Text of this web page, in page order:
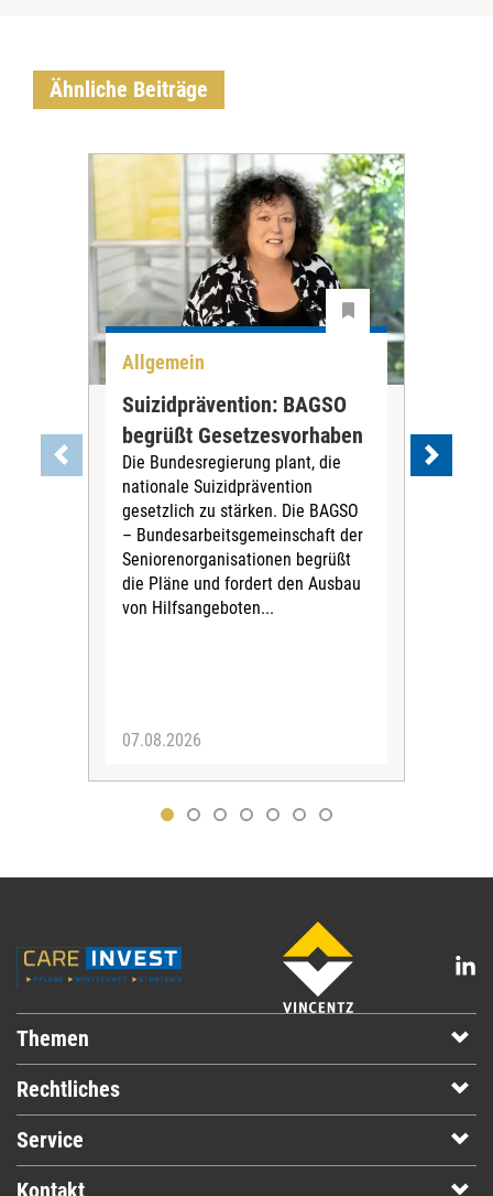
Ähnliche Beiträge
Allgemein
Suizidprävention: BAGSO
begrüßt Gesetzesvorhaben
Die Bundesregierung plant, die
nationale Suizidprävention
gesetzlich zu stärken. Die BAGSO
– Bundesarbeitsgemeinschaft der
Seniorenorganisationen begrüßt
die Pläne und fordert den Ausbau
von Hilfsangeboten...
07.08.2026
Themen
Rechtliches
Service
Kontakt